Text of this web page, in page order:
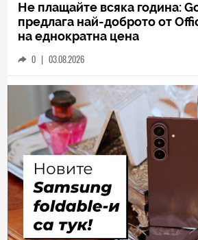
Не плащайте всяка година:
предлага най-доброто от
на еднократна цена
0 | 03.08.2026